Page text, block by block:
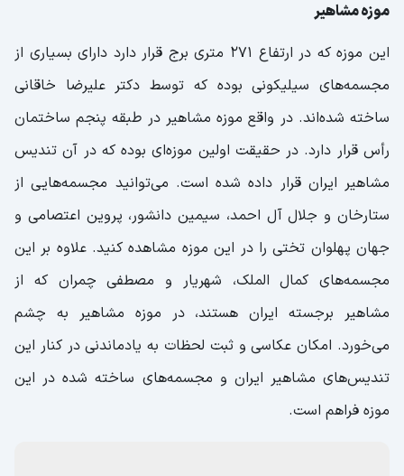
موزه مشاهیر
این موزه که در ارتفاع ۲۷۱ متری برج قرار دارد دارای بسیاری از
مجسمه‌های سیلیکونی بوده که توسط دکتر علیرضا خاقانی
ساخته شده‌اند. در واقع موزه مشاهیر در طبقه پنجم ساختمان
رأس قرار دارد. در حقیقت اولین موزه‌ای بوده که در آن تندیس
مشاهیر ایران قرار داده شده است. می‌توانید مجسمه‌هایی از
ستارخان و جلال آل احمد، سیمین دانشور، پروین اعتصامی و
جهان پهلوان تختی را در این موزه مشاهده کنید. علاوه بر این
مجسمه‌های کمال الملک، شهریار و مصطفی چمران که از
مشاهیر برجسته‌ ایران هستند، در موزه مشاهیر به چشم
می‌خورد. امکان عکاسی و ثبت لحظات به یادماندنی در کنار این
تندیس‌های مشاهیر ایران و مجسمه‌های ساخته شده در این
موزه فراهم است.